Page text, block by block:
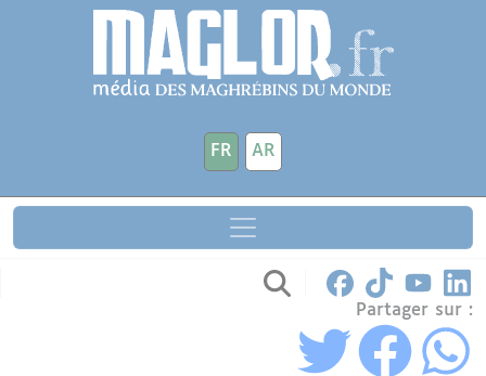
Aller au contenu principal
FR AR
Partager sur :
Panneau de gestion des cookies